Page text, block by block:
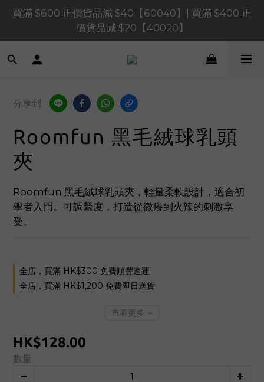
買滿 $1,200 正價貨品減 $120【1200120】| 買滿
$900 正價貨品減 $80！【90080】
買滿 $600 正價貨品減 $40【60040】| 買滿 $400 正
價貨品減 $20【40020】
📢 系統維護通知 – SHOPLINE Payments FPS將於
買滿 $1,200 正價貨品減 $120【1200120】| 買滿
$900 正價貨品減 $80！【90080】
分享到
Roomfun 黑毛絨球乳頭
夾
Roomfun 黑毛絨球乳頭夾，輕量柔軟設計，適合初
學者入門。可調緊度，打造從微癢到火辣的刺激享
受。
全店，買滿 HK$300 免費順豐速運
全店，買滿 HK$1,200 免費即日送貨
查看更多
HK$128.00
數量